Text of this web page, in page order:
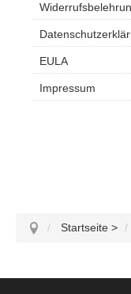
EULA
Impressum
Startseite >